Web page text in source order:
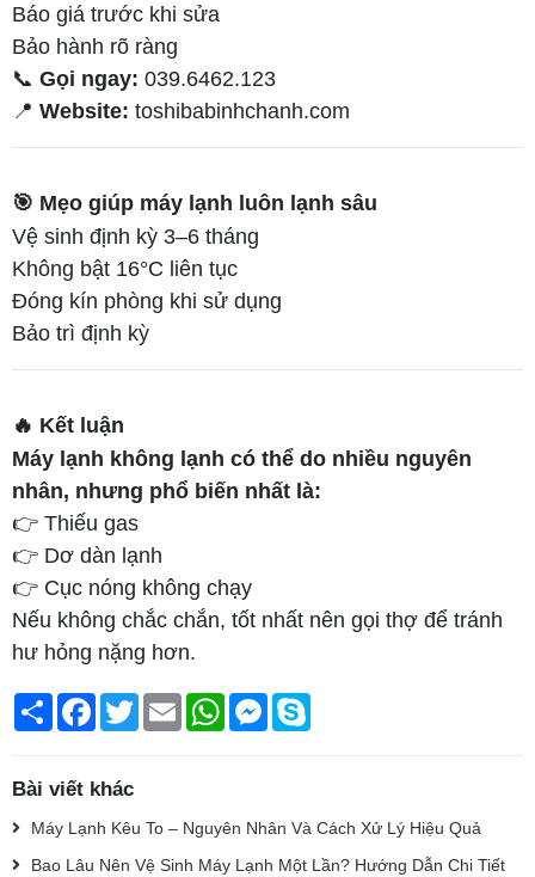
Báo giá trước khi sửa
Bảo hành rõ ràng
📞 Gọi ngay: 039.6462.123
📍 Website: toshibabinhchanh.com
🎯 Mẹo giúp máy lạnh luôn lạnh sâu
Vệ sinh định kỳ 3–6 tháng
Không bật 16°C liên tục
Đóng kín phòng khi sử dụng
Bảo trì định kỳ
🔥 Kết luận
Máy lạnh không lạnh có thể do nhiều nguyên
nhân, nhưng phổ biến nhất là:
👉 Thiếu gas
👉 Dơ dàn lạnh
👉 Cục nóng không chạy
Nếu không chắc chắn, tốt nhất nên gọi thợ để tránh
hư hỏng nặng hơn.
Chia
sẻ
Facebook
TwitterEmail WhatsAppMessenger
Bài viết khác
Máy Lạnh Kêu To – Nguyên Nhân Và Cách Xử Lý Hiệu Quả
Bao Lâu Nên Vệ Sinh Máy Lạnh Một Lần? Hướng Dẫn Chi Tiết